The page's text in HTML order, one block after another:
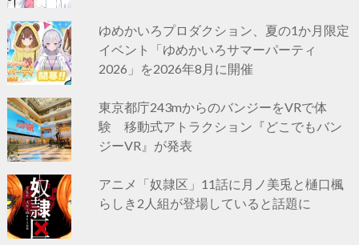
ゆめかいろプロダクション、夏の1か月限定
イベント「ゆめかいろサマーパーティ
2026」を2026年8月に開催
東京都庁243mからのバンジーをVRで体
験 移動式アトラクション『どこでもバン
ジーVR』が発表
アニメ「奴隷区」11話に月ノ美兎と樋口楓
らしき2人組が登場していると話題に